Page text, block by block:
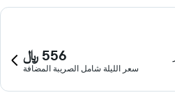
556 ﷼
سعر الليلة شامل الصريبة المضافة